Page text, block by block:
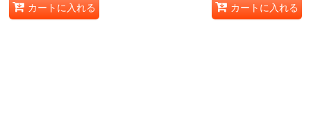
カートに入れる カートに入れる